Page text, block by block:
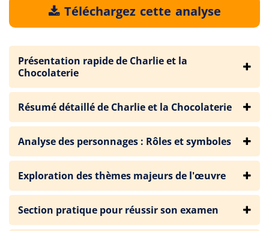
Téléchargez cette analyse
Présentation rapide de Charlie et la
Chocolaterie
Résumé détaillé de Charlie et la Chocolaterie
Analyse des personnages : Rôles et symboles
Exploration des thèmes majeurs de l'œuvre
Section pratique pour réussir son examen